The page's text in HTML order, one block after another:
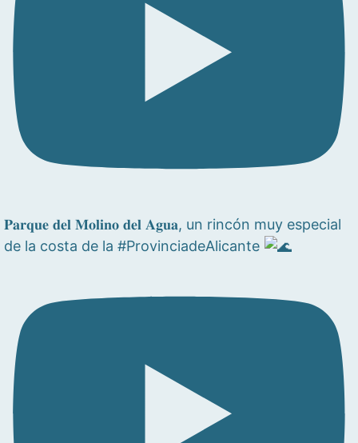
𝐏𝐚𝐫𝐪𝐮𝐞 𝐝𝐞𝐥 𝐌𝐨𝐥𝐢𝐧𝐨 𝐝𝐞𝐥 𝐀𝐠𝐮𝐚, un rincón muy especial
de la costa de la #ProvinciadeAlicante